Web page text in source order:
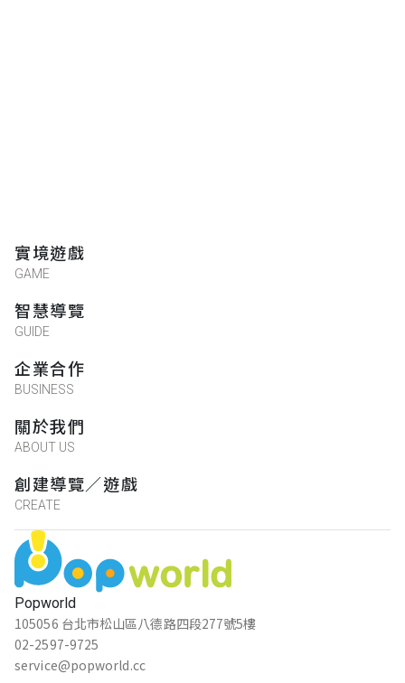
Popworld
105056 台北市松山區八德路四段277號5樓
02-2597-9725
service@popworld.cc
實境遊戲
GAME
智慧導覽
GUIDE
企業合作
BUSINESS
關於我們
ABOUT US
創建導覽／遊戲
CREATE